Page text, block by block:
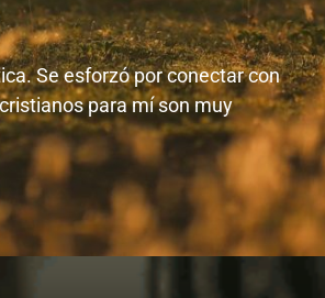
Se esforzó por conectar con
para mí son muy